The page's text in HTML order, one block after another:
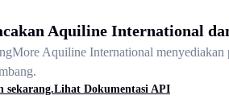
Aquiline International
Aquiline International menyediakan
sekarang.Lihat Dokumentasi API